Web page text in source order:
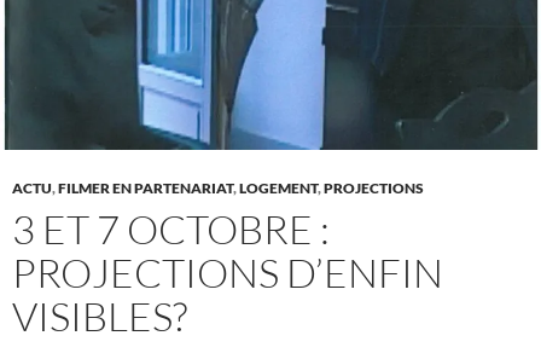
ACTU,FILMER EN PARTENARIAT,LOGEMENT,PROJECTIONS
3 ET 7 OCTOBRE :
PROJECTIONS D’ENFIN
VISIBLES?